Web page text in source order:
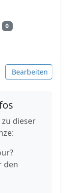
0
Bearbeiten
dieser
den